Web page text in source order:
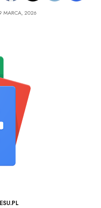
MARCA, 2026